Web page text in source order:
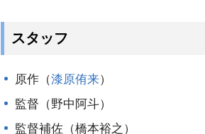
スタッフ
原作（漆原侑来）
監督（野中阿斗）
監督補佐（橋本裕之）